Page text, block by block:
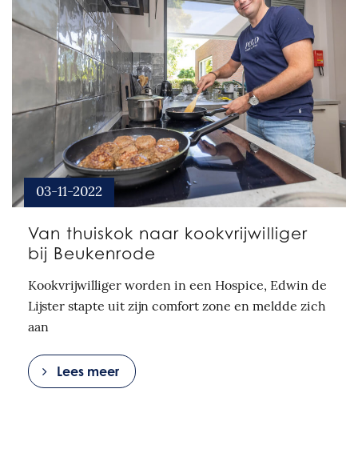
03-11-2022
Van thuiskok naar kookvrijwilliger
bij Beukenrode
Kookvrijwilliger worden in een Hospice, Edwin de
Lijster stapte uit zijn comfort zone en meldde zich
aan
Lees meer